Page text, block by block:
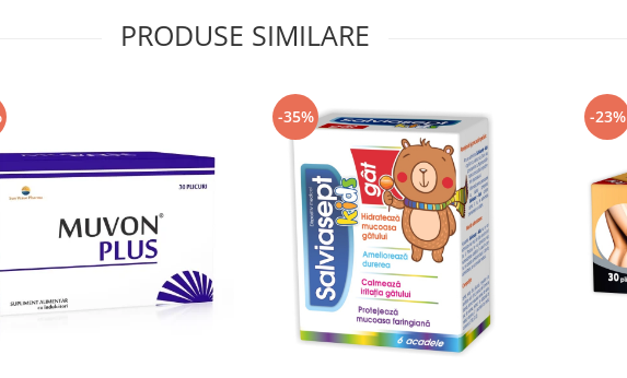
PRODUSE SIMILARE
-35% -23%